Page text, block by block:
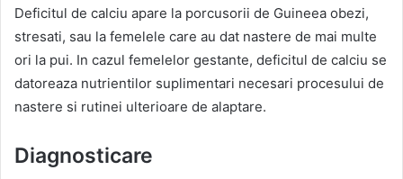
Deficitul de calciu apare la porcusorii de Guineea obezi,
stresati, sau la femelele care au dat nastere de mai multe
ori la pui. In cazul femelelor gestante, deficitul de calciu se
datoreaza nutrientilor suplimentari necesari procesului de
nastere si rutinei ulterioare de alaptare.
Diagnosticare